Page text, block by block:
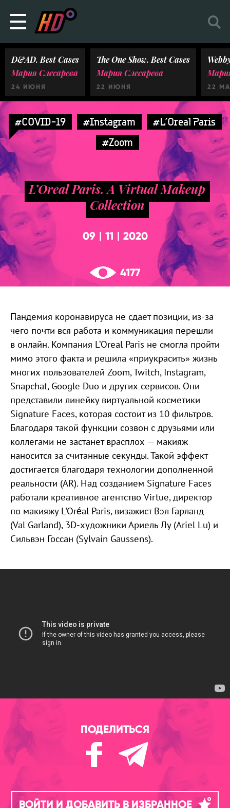
D&AD. Best Cases
Мария Слесарева
24 ИЮНЯ
The One Show. Best Cases
Мария Слесарева
22 ИЮНЯ 22
#COVID-19 #Instagram
#L’Oreal Paris
#Zoom
L’Oreal Paris. A Virtual Makeup
Collection
09 11 2020
4177
Пандемия коронавируса не сдает позиции, из-за
чего почти вся работа и коммуникация перешли
в онлайн. Компания L’Oreal Paris не смогла пройти
мимо этого факта и решила «приукрасить» жизнь
многих пользователей Zoom, Twitch, Instagram,
Snapchat, Google Duo и других сервисов. Они
представили линейку виртуальной косметики
Signature Faces, которая состоит из 10 фильтров.
Благодаря такой функции созвон с друзьями или
коллегами не застанет врасплох — макияж
наносится за считанные секунды. Такой эффект
достигается благодаря технологии дополненной
реальности (AR). Над созданием Signature Faces
работали креативное агентство Virtue, директор
по макияжу L'Oréal Paris, визажист Вэл Гарланд
(Val Garland), 3D-художники Ариель Лу (Ariel Lu) и
Сильвэн Госсан (Sylvain Gaussens).
ПОДЕЛИТЬСЯ
ВОЙТИ И ДОБАВИТЬ В ИЗБРАННОЕ